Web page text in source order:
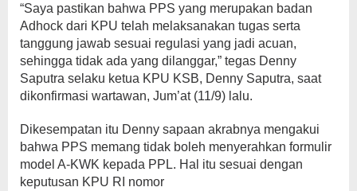
“Saya pastikan bahwa PPS yang merupakan badan
Adhock dari KPU telah melaksanakan tugas serta
tanggung jawab sesuai regulasi yang jadi acuan,
sehingga tidak ada yang dilanggar,” tegas Denny
Saputra selaku ketua KPU KSB, Denny Saputra, saat
dikonfirmasi wartawan, Jum’at (11/9) lalu.
Dikesempatan itu Denny sapaan akrabnya mengakui
bahwa PPS memang tidak boleh menyerahkan formulir
model A-KWK kepada PPL. Hal itu sesuai dengan
keputusan KPU RI nomor